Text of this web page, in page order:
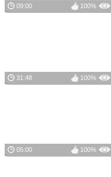
09:00 100%
31:48 100%
05:00 100%